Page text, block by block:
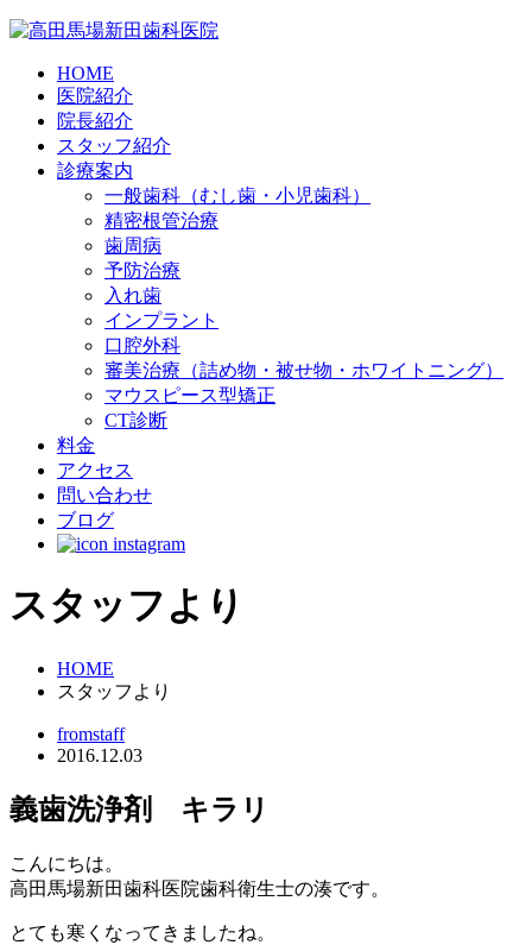
HOME
医院紹介
院長紹介
スタッフ紹介
診療案内
一般歯科（むし歯・小児歯科）
精密根管治療
歯周病
予防治療
入れ歯
インプラント
口腔外科
審美治療（詰め物・被せ物・ホワイトニング）
マウスピース型矯正
CT診断
料金
アクセス
問い合わせ
ブログ
スタッフより
HOME
スタッフより
fromstaff
2016.12.03
義歯洗浄剤 キラリ
こんにちは。
高田馬場新田歯科医院歯科衛生士の湊です。
とても寒くなってきましたね。